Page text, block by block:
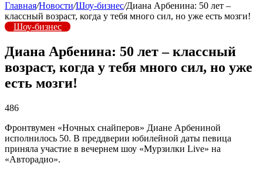
Главная/Новости/Шоу-бизнес/Диана Арбенина: 50 лет –
классный возраст, когда у тебя много сил, но уже есть мозги!
Шоу-бизнес
Диана Арбенина: 50 лет – классный
возраст, когда у тебя много сил, но уже
есть мозги!
486
Фронтвумен «Ночных снайперов» Диане Арбениной
исполнилось 50. В преддверии юбилейной даты певица
приняла участие в вечернем шоу «Мурзилки Live» на
«Авторадио».